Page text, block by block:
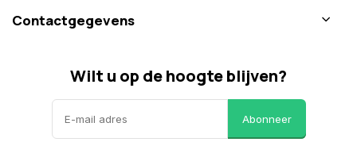
Contactgegevens
Wilt u op de hoogte blijven?
Abonneer